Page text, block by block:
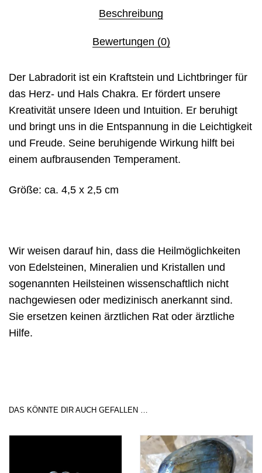
Beschreibung
Bewertungen (0)
Der Labradorit ist ein Kraftstein und Lichtbringer für
das Herz- und Hals Chakra. Er fördert unsere
Kreativität unsere Ideen und Intuition. Er beruhigt
und bringt uns in die Entspannung in die Leichtigkeit
und Freude. Seine beruhigende Wirkung hilft bei
einem aufbrausenden Temperament.
Größe: ca. 4,5 x 2,5 cm
Wir weisen darauf hin, dass die Heilmöglichkeiten
von Edelsteinen, Mineralien und Kristallen und
sogenannten Heilsteinen wissenschaftlich nicht
nachgewiesen oder medizinisch anerkannt sind.
Sie ersetzen keinen ärztlichen Rat oder ärztliche
Hilfe.
DAS KÖNNTE DIR AUCH GEFALLEN …